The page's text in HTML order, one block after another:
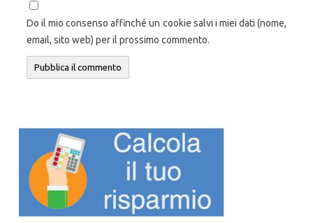
Do il mio consenso affinché un cookie salvi i miei dati (nome,
email, sito web) per il prossimo commento.